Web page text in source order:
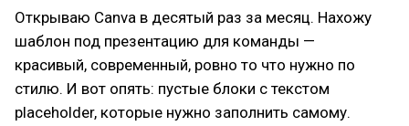
Открываю Canva в десятый раз за месяц. Нахожу
шаблон под презентацию для команды —
красивый, современный, ровно то что нужно по
стилю. И вот опять: пустые блоки с текстом
placeholder, которые нужно заполнить самому.